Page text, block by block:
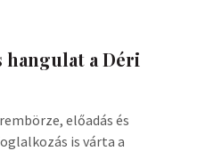
hangulat a Déri
előadás és
is várta a